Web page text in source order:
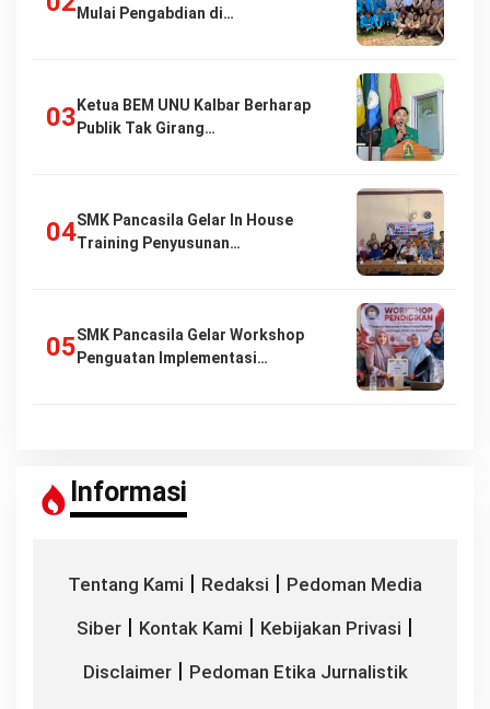
Mulai Pengabdian di…
Ketua BEM UNU Kalbar Berharap
Publik Tak Girang…
SMK Pancasila Gelar In House
Training Penyusunan…
SMK Pancasila Gelar Workshop
Penguatan Implementasi…
Informasi
Tentang Kami | Redaksi | Pedoman Media
Siber | Kontak Kami | Kebijakan Privasi |
Disclaimer| Pedoman Etika Jurnalistik